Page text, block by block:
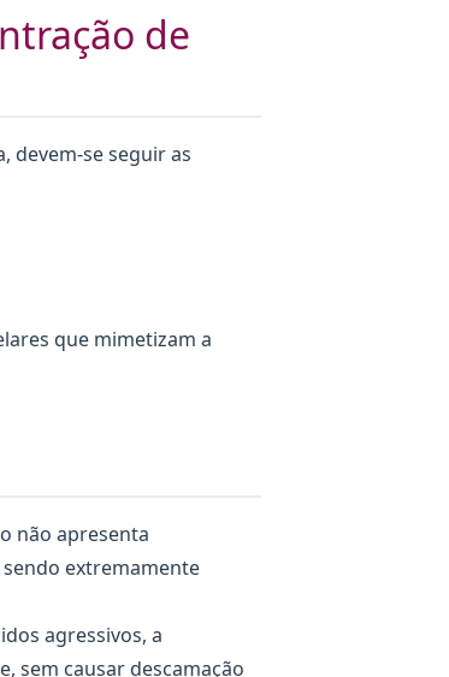
de
devem-se seguir as
que mimetizam a
não apresenta
extremamente
agressivos, a
sem causar descamação